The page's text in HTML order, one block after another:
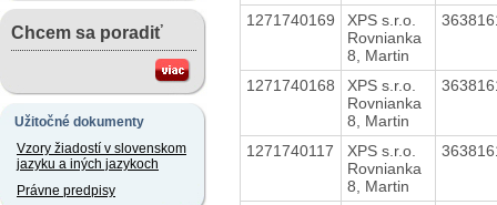
Chcem sa poradiť
Užitočné dokumenty
Vzory žiadostí v slovenskom
jazyku a iných jazykoch
Právne predpisy
1271740169
XPS s.r.o.
Rovnianka
8, Martin
1271740168
XPS s.r.o.
Rovnianka
8, Martin
1271740117
XPS s.r.o.
Rovnianka
8, Martin